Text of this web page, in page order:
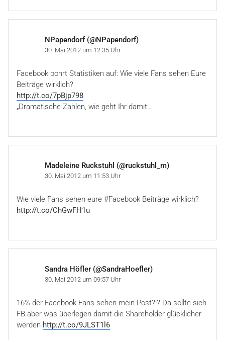
NPapendorf (@NPapendorf)
30. Mai 2012 um 12:35 Uhr
Facebook bohrt Statistiken auf: Wie viele Fans sehen Eure
Beiträge wirklich?
http://t.co/7pBjp798
„Dramatische Zahlen, wie geht Ihr damit…
Madeleine Ruckstuhl (@ruckstuhl_m)
30. Mai 2012 um 11:53 Uhr
Wie viele Fans sehen eure #Facebook Beiträge wirklich?
http://t.co/ChGwFH1u
Sandra Höfler (@SandraHoefler)
30. Mai 2012 um 09:57 Uhr
16% der Facebook Fans sehen mein Post?!? Da sollte sich
FB aber was überlegen damit die Shareholder glücklicher
werden http://t.co/9JLST1l6